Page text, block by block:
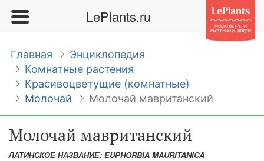
LePlants.ru
Главная
Энциклопедия
Комнатные растения
Красивоцветущие (комнатные)
Молочай
Молочай мавританский
Молочай мавританский
ЛАТИНСКОЕ НАЗВАНИЕ: EUPHORBIA MAURITANICA